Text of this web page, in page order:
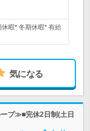
暇* 冬期休暇* 有給
気になる
プ≫■完休2日制(土日